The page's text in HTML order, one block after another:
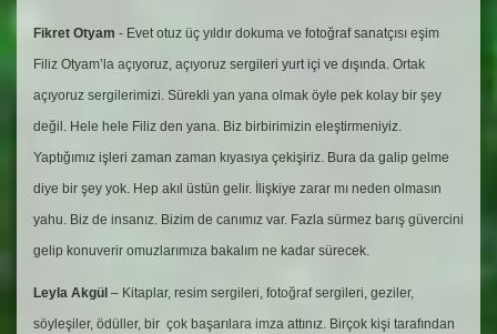
Fikret Otyam - Evet otuz üç yıldır dokuma ve fotoğraf sanatçısı eşim
Filiz Otyam’la açıyoruz, açıyoruz sergileri yurt içi ve dışında. Ortak
açıyoruz sergilerimizi. Sürekli yan yana olmak öyle pek kolay bir şey
değil. Hele hele Filiz den yana. Biz birbirimizin eleştirmeniyiz.
Yaptığımız işleri zaman zaman kıyasıya çekişiriz. Bura da galip gelme
diye bir şey yok. Hep akıl üstün gelir. İlişkiye zarar mı neden olmasın
yahu. Biz de insanız. Bizim de canımız var. Fazla sürmez barış güvercini
gelip konuverir omuzlarımıza bakalım ne kadar sürecek.
Leyla Akgül – Kitaplar, resim sergileri, fotoğraf sergileri, geziler,
söyleşiler, ödüller, bir çok başarılara imza attınız. Birçok kişi tarafından